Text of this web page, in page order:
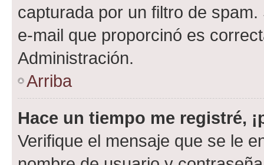
capturada por un filtro de
e-mail que proporcinó es
Administración.
Arriba
Hace un tiempo me registré,
Verifique el mensaje que se le